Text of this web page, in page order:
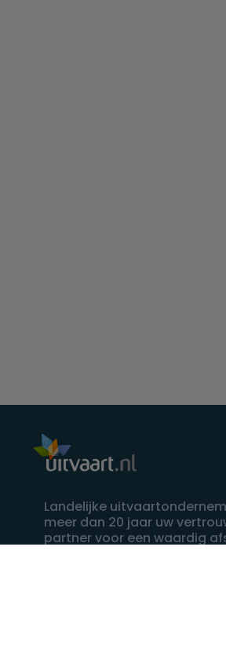
Landelijke
meer dan 20 jaar uw
partner voor een waardig